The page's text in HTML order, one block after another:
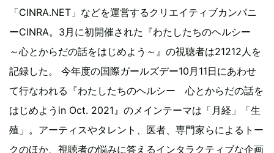
「CINRA.NET」などを運営するクリエイティブカンパニ
ーCINRA。3月に初開催された『わたしたちのヘルシー
～心とからだの話をはじめよう～』の視聴者は21212人を
記録した。 今年度の国際ガールズデー10月11日にあわせ
て行なわれる『わたしたちのヘルシー 心とからだの話を
はじめようin Oct. 2021』のメインテーマは「月経」「生
殖」。アーティスやタレント、医者、専門家らによるトー
クのほか、視聴者の悩みに答えるインタラクティブな企画